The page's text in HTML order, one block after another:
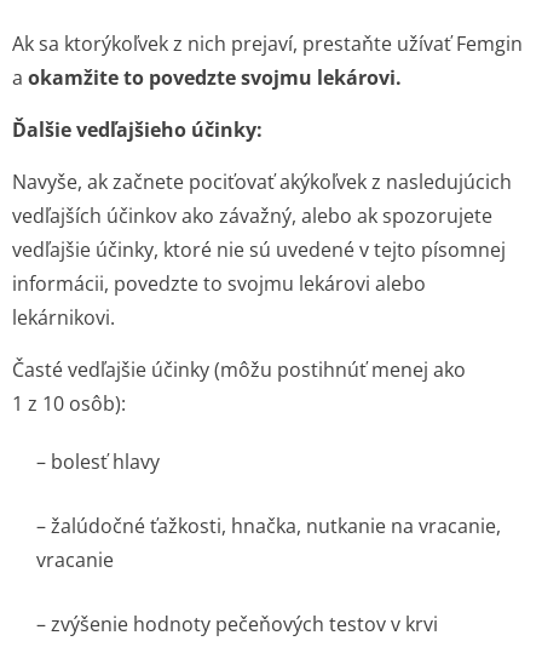
Ak sa ktorýkoľvek z nich prejaví, prestaňte užívať Femgin
a okamžite to povedzte svojmu lekárovi.
Ďalšie vedľajšieho účinky:
Navyše, ak začnete pociťovať akýkoľvek z nasledujúcich
vedľajších účinkov ako závažný, alebo ak spozorujete
vedľajšie účinky, ktoré nie sú uvedené v tejto písomnej
informácii, povedzte to svojmu lekárovi alebo
lekárnikovi.
Časté vedľajšie účinky (môžu postihnúť menej ako
1 z 10 osôb):
– bolesť hlavy
– žalúdočné ťažkosti, hnačka, nutkanie na vracanie,
vracanie
– zvýšenie hodnoty pečeňových testov v krvi